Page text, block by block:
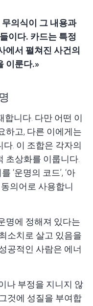
의식이 그 내용과
이다. 카드는 특정
에서 펼쳐진 사건의
이룬다.»
니다. 다만 어떤 이
하고, 다른 이에게는
. 이 조합은 각자의
초상화를 이룹니다.
‘운명의 코드’, ‘아
동의어로 사용합니
명에 정해져 있다는
소치로 살고 있음을
공적인 사람은 에너
나 부정을 지니지 않
것에 성질을 부여합